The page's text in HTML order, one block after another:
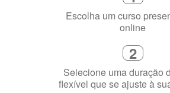
1
Escolha um curso
online
2